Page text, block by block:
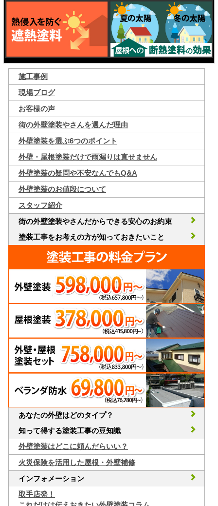
施工事例
現場ブログ
お客様の声
街の外壁塗装やさんを選んだ理由
外壁塗装を選ぶ6つのポイント
外壁・屋根塗装だけで雨漏りは直せません
外壁塗装の疑問や不安なんでもQ&A
外壁塗装のお値段について
スタッフ紹介
街の外壁塗装やさんだからできる安心のお約束
塗装工事をお考えの方が知っておきたいこと
あなたの外壁はどのタイプ？
知って得する塗装工事の豆知識
外壁塗装はどこに頼んだらいい？
火災保険を活用した屋根・外壁補修
インフォメーション
取手店発！